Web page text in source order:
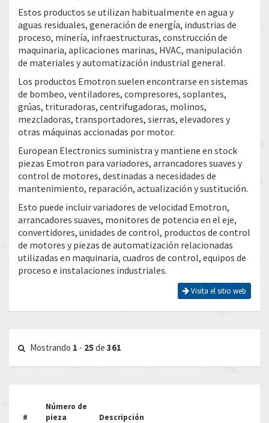
Estos productos se utilizan habitualmente en agua y
aguas residuales, generación de energía, industrias de
proceso, minería, infraestructuras, construcción de
maquinaria, aplicaciones marinas, HVAC, manipulación
de materiales y automatización industrial general.
Los productos Emotron suelen encontrarse en sistemas
de bombeo, ventiladores, compresores, soplantes,
grúas, trituradoras, centrifugadoras, molinos,
mezcladoras, transportadores, sierras, elevadores y
otras máquinas accionadas por motor.
European Electronics suministra y mantiene en stock
piezas Emotron para variadores, arrancadores suaves y
control de motores, destinadas a necesidades de
mantenimiento, reparación, actualización y sustitución.
Esto puede incluir variadores de velocidad Emotron,
arrancadores suaves, monitores de potencia en el eje,
convertidores, unidades de control, productos de control
de motores y piezas de automatización relacionadas
utilizadas en maquinaria, cuadros de control, equipos de
proceso e instalaciones industriales.
Visita el sitio web
Mostrando 1 - 25 de 361
#
Número de
pieza
Descripción